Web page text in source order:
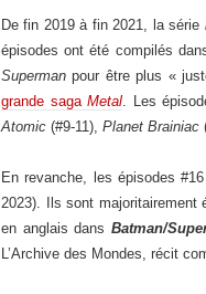
De fin 2019 à fin 2021, la série
épisodes ont été compilés
Superman pour être plus «
grande sagaMetal. Les
Atomic (#9-11), Planet Brainiac
En revanche, les épisodes
2023). Ils sont majoritairement
en anglais dansBatman/
L’Archive des Mondes, récit